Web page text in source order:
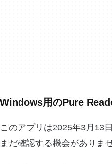
Windows用のPure
このアプリは2025年3月13
まだ確認する機会がありま